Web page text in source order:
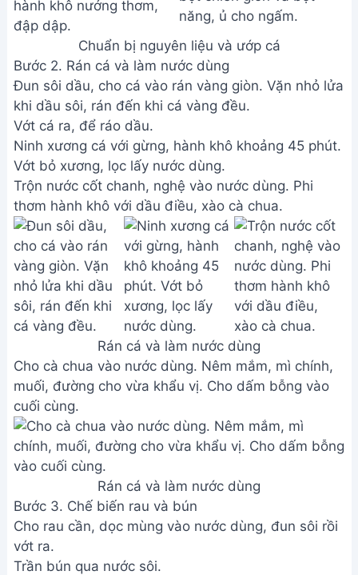
Chuẩn bị nguyên liệu và ướp cá
Bước 2. Rán cá và làm nước dùng
Đun sôi dầu, cho cá vào rán vàng giòn. Vặn nhỏ lửa
khi dầu sôi, rán đến khi cá vàng đều.
Vớt cá ra, để ráo dầu.
Ninh xương cá với gừng, hành khô khoảng 45 phút.
Vớt bỏ xương, lọc lấy nước dùng.
Trộn nước cốt chanh, nghệ vào nước dùng. Phi
thơm hành khô với dầu điều, xào cà chua.
Rán cá và làm nước dùng
Cho cà chua vào nước dùng. Nêm mắm, mì chính,
muối, đường cho vừa khẩu vị. Cho dấm bỗng vào
cuối cùng.
Rán cá và làm nước dùng
Bước 3. Chế biến rau và bún
Cho rau cần, dọc mùng vào nước dùng, đun sôi rồi
vớt ra.
Trần bún qua nước sôi.